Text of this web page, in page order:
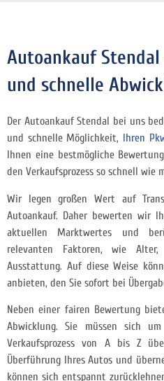
Autoankauf
und schnelle
Der Autoankauf Stendal bei uns
und schnelle Möglichkeit, Ihren
Ihnen eine bestmögliche
den Verkaufsprozess so schnell wie
Wir legen großen Wert auf
Autoankauf. Daher bewerten wir
aktuellen Marktwertes und
relevanten Faktoren, wie
Ausstattung. Auf diese Weise
anbieten, den Sie sofort bei
Neben einer fairen Bewertung
Abwicklung. Sie müssen sich
Verkaufsprozess von A bis Z
Überführung Ihres Autos und
können sich entspannt